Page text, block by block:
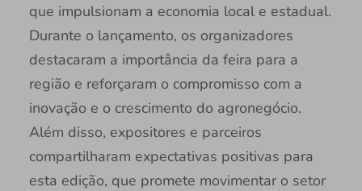
que impulsionam a economia local e estadual.
Durante o lançamento, os organizadores
destacaram a importância da feira para a
região e reforçaram o compromisso com a
inovação e o crescimento do agronegócio.
Além disso, expositores e parceiros
compartilharam expectativas positivas para
esta edição, que promete movimentar o setor